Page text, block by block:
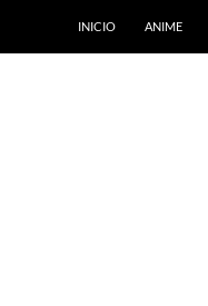
INICIO ANIME